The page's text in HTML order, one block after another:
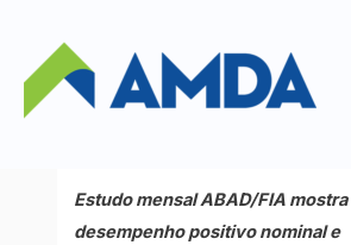
conteúdo
Faturamento do atacado
distribuidor cresce
Estudo mensal ABAD/FIA mostra
desempenho positivo nominal e